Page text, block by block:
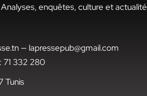
enquêtes, culture et actualité
— lapressepub@gmail.com
71 332 280
Tunis